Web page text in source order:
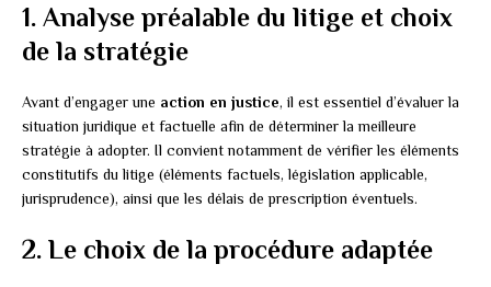
1. Analyse préalable du litige et choix
de la stratégie
Avant d’engager une action en justice, il est essentiel d’évaluer la
situation juridique et factuelle afin de déterminer la meilleure
stratégie à adopter. Il convient notamment de vérifier les éléments
constitutifs du litige (éléments factuels, législation applicable,
jurisprudence), ainsi que les délais de prescription éventuels.
2. Le choix de la procédure adaptée